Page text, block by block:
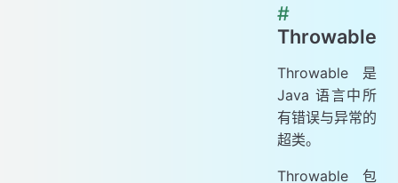
#
Throwable
Throwable 是
Java 语言中所
有错误与异常的
超类。
Throwable 包